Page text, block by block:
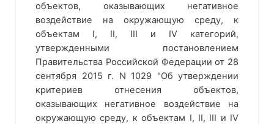
объектов, оказывающих негативное
воздействие на окружающую среду, к
объектам I, II, III и IV категорий,
утвержденными постановлением
Правительства Российской Федерации от 28
сентября 2015 г. N 1029 "Об утверждении
критериев отнесения объектов,
оказывающих негативное воздействие на
окружающую среду, к объектам I, II, III и IV